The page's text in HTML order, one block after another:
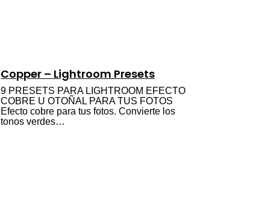
Copper – Lightroom Presets
9 PRESETS PARA LIGHTROOM EFECTO
COBRE U OTOÑAL PARA TUS FOTOS
Efecto cobre para tus fotos. Convierte los
tonos verdes…